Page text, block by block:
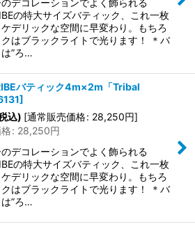
デコレーションでよく飾られる
の特大サイズバティック、これ一枚
デリックな空間に早変わり。もちろ
はブラックライトで光ります！ ＊バ
”ろ…
バティック4m×2m「Tribal
]
込) [通常販売価格: 28,250円]
: 28,250円
デコレーションでよく飾られる
の特大サイズバティック、これ一枚
デリックな空間に早変わり。もちろ
はブラックライトで光ります！ ＊バ
”ろ…